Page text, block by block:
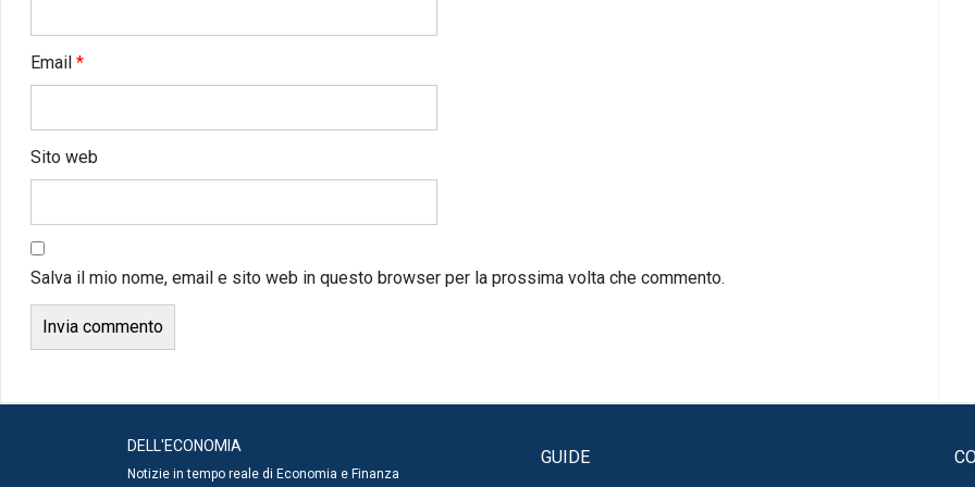
Email *
Sito web
Salva il mio nome, email e sito web in questo browser per la prossima volta che commento.
DELL'ECONOMIA
Notizie in tempo reale di Economia e Finanza
GUIDE